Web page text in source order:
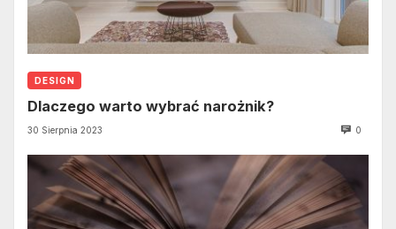
DESIGN
Dlaczego warto wybrać narożnik?
30 Sierpnia 2023 0